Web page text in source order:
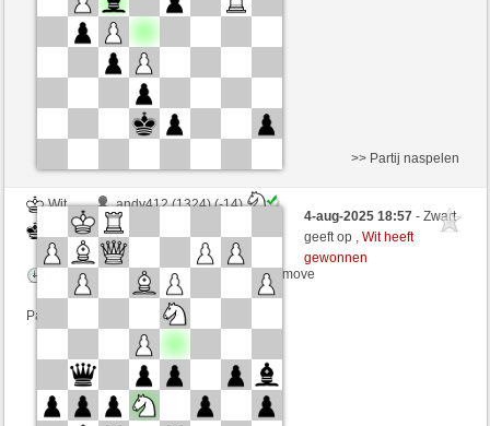
Partij telt mee voor de ranglijst
Wit
andy412 (1324) (-14)
Zwart
RezaSd (1362) (+14)
Speelduur: 6 minutes/side + 0 seconds/move
Partij telt mee voor de ranglijst
>> Partij naspelen
4-aug-2025 18:57- Zwart
geeft op ,Wit heeft
gewonnen